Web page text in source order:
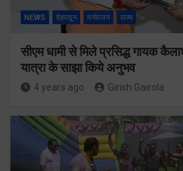
NEWS देहरादून मनोरंजन राज्य
सीएम धामी से मिले प्रसिद्ध गायक
यात्रा के साझा किये अनुभव
4 years ago Girish Gairola